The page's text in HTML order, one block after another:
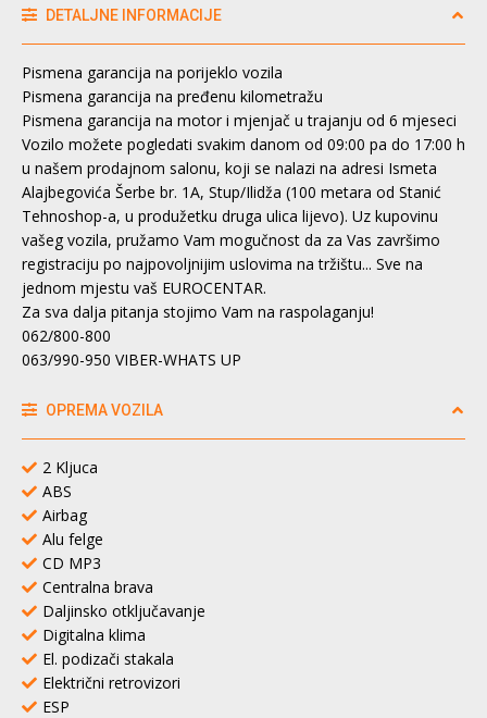
DETALJNE INFORMACIJE
Pismena garancija na porijeklo vozila
Pismena garancija na pređenu kilometražu
Pismena garancija na motor i mjenjač u trajanju od 6 mjeseci
Vozilo možete pogledati svakim danom od 09:00 pa do 17:00 h
u našem prodajnom salonu, koji se nalazi na adresi Ismeta
Alajbegovića Šerbe br. 1A, Stup/Ilidža (100 metara od Stanić
Tehnoshop-a, u produžetku druga ulica lijevo). Uz kupovinu
vašeg vozila, pružamo Vam mogučnost da za Vas završimo
registraciju po najpovoljnijim uslovima na tržištu... Sve na
jednom mjestu vaš EUROCENTAR.
Za sva dalja pitanja stojimo Vam na raspolaganju!
062/800-800
063/990-950 VIBER-WHATS UP
OPREMA VOZILA
2 Kljuca
ABS
Airbag
Alu felge
CD MP3
Centralna brava
Daljinsko otključavanje
Digitalna klima
El. podizači stakala
Električni retrovizori
ESP